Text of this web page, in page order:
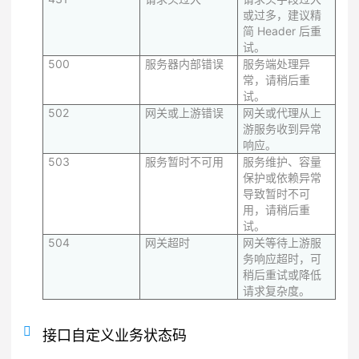
或过多，建议精
简 Header 后重
试。
500
服务器内部错误
服务端处理异
常，请稍后重
试。
502
网关或上游错误
网关或代理从上
游服务收到异常
响应。
503
服务暂时不可用
服务维护、容量
保护或依赖异常
导致暂时不可
用，请稍后重
试。
504
网关超时
网关等待上游服
务响应超时，可
稍后重试或降低
请求复杂度。
接口自定义业务状态码